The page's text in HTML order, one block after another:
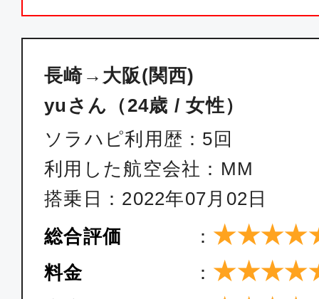
長崎→大阪(関西)
yuさん（24歳 / 女性）
ソラハピ利用歴：5回
利用した航空会社：MM
搭乗日：2022年07月02日
総合評価
：
料金 ：